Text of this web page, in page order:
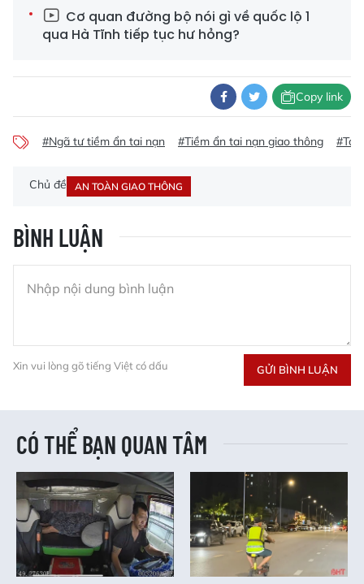
Cơ quan đường bộ nói gì về quốc lộ 1
qua Hà Tĩnh tiếp tục hư hỏng?
Copy link
#Ngã tư tiềm ẩn tai nạn #Tiềm ẩn tai nạn giao thông #Tai
Chủ đề AN TOÀN GIAO THÔNG
BÌNH LUẬN
Xin vui lòng gõ tiếng Việt có dấu GỬI BÌNH LUẬN
CÓ THỂ BẠN QUAN TÂM